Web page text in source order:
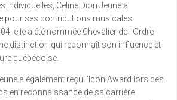
individuelles, Celine Dion Jeune a
pour ses contributions musicales
elle a été nommée Chevalier de l’Ordre
distinction qui reconnaît son influence et
québécoise.
a également reçu l’Icon Award lors des
en reconnaissance de sa carrière